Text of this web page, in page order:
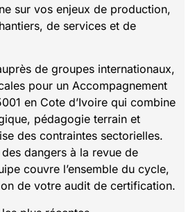
sur vos enjeux de production,
de services et de
de groupes internationaux,
pour un Accompagnement
en Cote d’Ivoire qui combine
pédagogie terrain et
des contraintes sectorielles.
dangers à la revue de
couvre l’ensemble du cycle,
de votre audit de certification.